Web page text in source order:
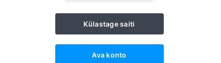
Külastage saiti
Ava konto